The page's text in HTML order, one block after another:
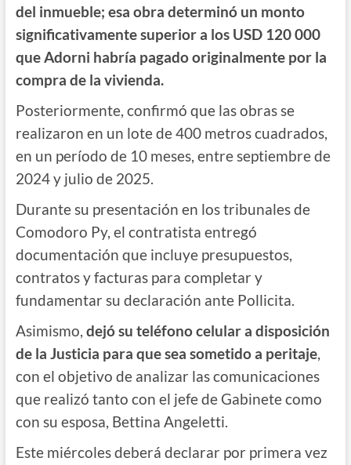
del inmueble; esa obra determinó un monto
significativamente superior a los USD 120 000
que Adorni habría pagado originalmente por la
compra de la vivienda.
Posteriormente, confirmó que las obras se
realizaron en un lote de 400 metros cuadrados,
en un período de 10 meses, entre septiembre de
2024 y julio de 2025.
Durante su presentación en los tribunales de
Comodoro Py, el contratista entregó
documentación que incluye presupuestos,
contratos y facturas para completar y
fundamentar su declaración ante Pollicita.
Asimismo, dejó su teléfono celular a disposición
de la Justicia para que sea sometido a peritaje,
con el objetivo de analizar las comunicaciones
que realizó tanto con el jefe de Gabinete como
con su esposa, Bettina Angeletti.
Este miércoles deberá declarar por primera vez